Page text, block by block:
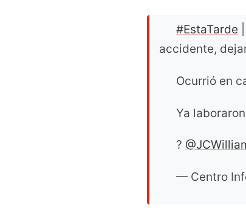
#EstaTarde
accidente,
Ocurrió en
Ya
?
— Centro